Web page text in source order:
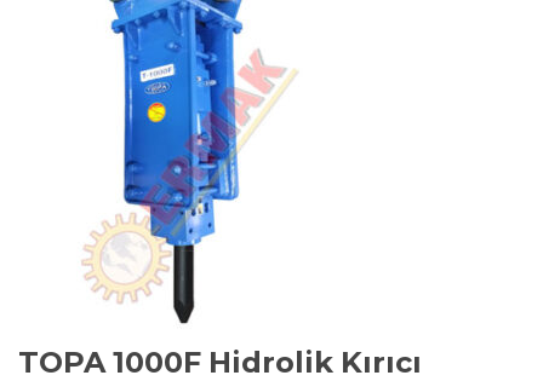
TOPA 1000F Hidrolik Kırıcı